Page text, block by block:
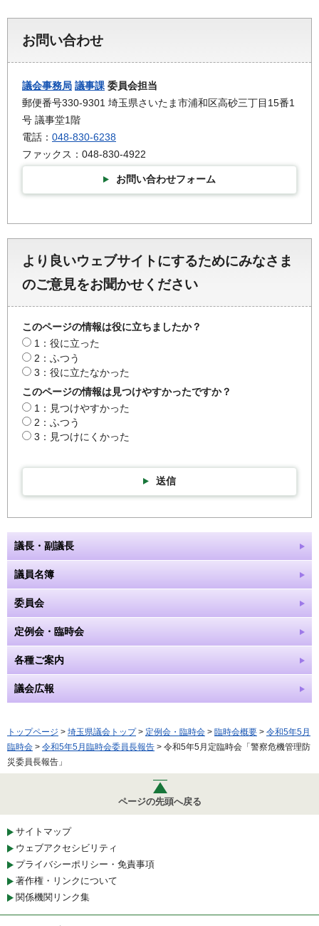
お問い合わせ
議会事務局 議事課 委員会担当
郵便番号330-9301 埼玉県さいたま市浦和区高砂三丁目15番1
号 議事堂1階
電話： 048-830-6238
ファックス：048-830-4922
お問い合わせフォーム
より良いウェブサイトにするためにみなさま
のご意見をお聞かせください
このページの情報は役に立ちましたか？
1：役に立った
2：ふつう
3：役に立たなかった
このページの情報は見つけやすかったですか？
1：見つけやすかった
2：ふつう
3：見つけにくかった
送信
議長・副議長
議員名簿
委員会
定例会・臨時会
各種ご案内
議会広報
トップページ > 埼玉県議会トップ> 定例会・臨時会 > 臨時会概要 > 令和5年5月
臨時会 > 令和5年5月臨時会委員長報告 > 令和5年5月定臨時会「警察危機管理防
災委員長報告」
ページの先頭へ戻る
サイトマップ
ウェブアクセシビリティ
プライバシーポリシー・免責事項
著作権・リンクについて
関係機関リンク集